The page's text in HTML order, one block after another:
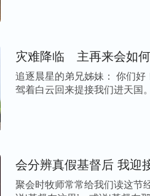
败亡，但祭司不听劝阻还联
，只有圣灵的作工才能有这
，全能神很有可能就是主耶
年迎接到主，这是做梦都不
作工，但我还想进一步了解
发表的都是真理，能给人带
会的视频，我被《信神》这
灾难降临 主再来会如
追逐晨星的弟兄姊妹： 你们
驾着白云回来提接我们进天国
会分辨真
聚会时牧师常常给我们读这节